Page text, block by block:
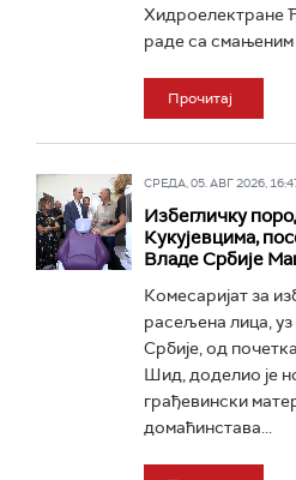
Хидроелектране
раде са смањеним
Прочитај
СРЕДА, 05. АВГ 2026,
Избегличку
Кукујевцима,
Владе Србије
Комесаријат за
расељена лица,
Србије, од
Шид, доделио је
грађевински
домаћинстава...